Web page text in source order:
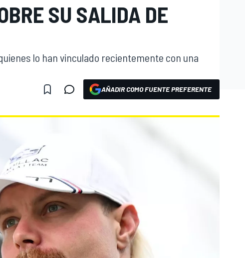
SU SALIDA DE
lo han vinculado recientemente con una
AÑADIR COMO FUENTE PREFERENTE